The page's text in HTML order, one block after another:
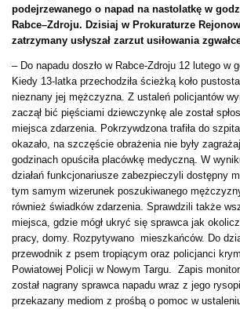
podejrzewanego o napad na nastolatkę w
Rabce–Zdroju. Dzisiaj w Prokuraturze
zatrzymany usłyszał zarzut usiłowania
– Do napadu doszło w Rabce-Zdroju 12 lutego w
Kiedy 13-latka przechodziła ścieżką koło
nieznany jej mężczyzna. Z ustaleń policjantów
zaczął bić pięściami dziewczynkę ale został
miejsca zdarzenia. Pokrzywdzona trafiła do
okazało, na szczęście obrażenia nie były
godzinach opuściła placówkę medyczną. W
działań funkcjonariusze zabezpieczyli dostępny
tym samym wizerunek poszukiwanego
również świadków zdarzenia. Sprawdzili także
miejsca, gdzie mógł ukryć się sprawca jak
pracy, domy. Rozpytywano mieszkańców. Do
przewodnik z psem tropiącym oraz policjanci
Powiatowej Policji w Nowym Targu. Zapis
został nagrany sprawca napadu wraz z jego
przekazany mediom z prośbą o pomoc w